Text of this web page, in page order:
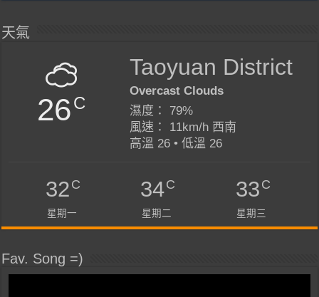
天氣
26C
Taoyuan District
Overcast Clouds
濕度： 79%
風速： 11km/h 西南
高溫 26 • 低溫 26
32C
星期一
34C
星期二
33C
星期三
Fav. Song =)